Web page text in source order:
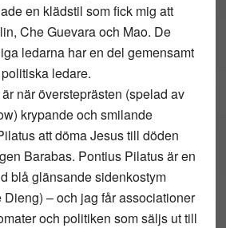
en klädstil som fick mig att
Che Guevara och Mao. De
ledarna har en del gemensamt
ledare.
när översteprästen (spelad av
krypande och smilande
att döma Jesus till döden
Barabas. Pontius Pilatus är en
blå glänsande sidenkostym
– och jag får associationer
och politiken som säljs ut till